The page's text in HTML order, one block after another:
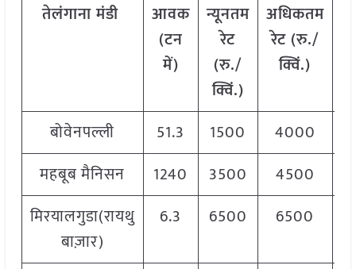
तेलंगानामंडी
आवक
(टन
में)
न्यूनतम
रेट
(रु./
क्विं.)
अधिकतम
रेट (रु./
क्विं.)
बोवेनपल्ली
51.3 1500 4000
महबूब मैनिसन
1240 3500 4500
मिरयालगुडा(रायथु
बाज़ार)
6.3 6500 6500